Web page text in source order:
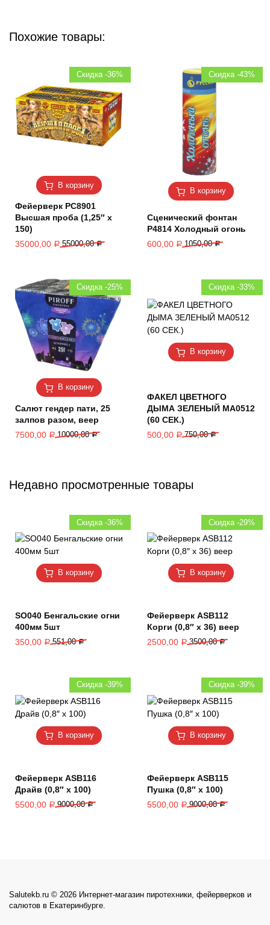
Похожие товары:
В корзину
Скидка -36%
Фейерверк РС8901
Высшая проба (1,25″ х
150)
55000,00Р
35000,00 Р
В корзину
Скидка -43%
Сценический фонтан
Р4814 Холодный огонь
1050,00Р
600,00 Р
В корзину
Скидка -25%
Салют гендер пати, 25
залпов разом, веер
10000,00Р
7500,00 Р
В корзину
Скидка -33%
ФАКЕЛ ЦВЕТНОГО
ДЫМА ЗЕЛЕНЫЙ MA0512
(60 СЕК.)
750,00Р
500,00 Р
Недавно просмотренные товары
В корзину
Скидка -36%
SO040 Бенгальские огни
400мм 5шт
551,00Р
350,00 Р
В корзину
Скидка -29%
Фейерверк ASB112
Корги (0,8″ х 36) веер
3500,00Р
2500,00 Р
В корзину
Скидка -39%
Фейерверк ASB116
Драйв (0,8″ х 100)
9000,00Р
5500,00 Р
В корзину
Скидка -39%
Фейерверк ASB115
Пушка (0,8″ х 100)
9000,00Р
5500,00 Р
Salutekb.ru © 2026 Интернет-магазин пиротехники, фейерверков и
салютов в Екатеринбурге.